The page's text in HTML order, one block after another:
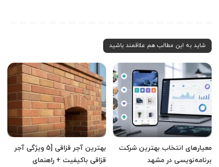
شاید به این مطالب هم علاقمند باشید
معیارهای انتخاب بهترین شرکت
برنامه‌نویسی در مشهد
بهترین آجر قزاقی [5 ویژگی آجر
قزاقی باکیفیت + راهنمای